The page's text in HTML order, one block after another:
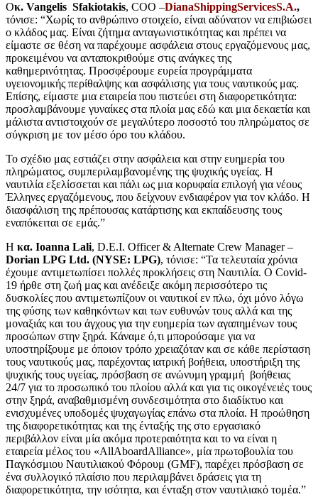
Oκ. Vangelis Sfakiotakis, COO –DianaShippingServicesS.A.,
τόνισε: “Χωρίς το ανθρώπινο στοιχείο, είναι αδύνατον να επιβιώσει
ο κλάδος μας. Είναι ζήτημα ανταγωνιστικότητας και πρέπει να
είμαστε σε θέση να παρέχουμε ασφάλεια στους εργαζόμενους μας,
προκειμένου να ανταποκριθούμε στις ανάγκες της
καθημερινότητας. Προσφέρουμε ευρεία προγράμματα
υγειονομικής περίθαλψης και ασφάλισης για τους ναυτικούς μας.
Επίσης, είμαστε μια εταιρεία που πιστεύει στη διαφορετικότητα:
προσλαμβάνουμε γυναίκες στα πλοία μας εδώ και μια δεκαετία και
μάλιστα αντιστοιχούν σε μεγαλύτερο ποσοστό του πληρώματος σε
σύγκριση με τον μέσο όρο του κλάδου.
Το σχέδιο μας εστιάζει στην ασφάλεια και στην ευημερία του
πληρώματος, συμπεριλαμβανομένης της ψυχικής υγείας. Η
ναυτιλία εξελίσσεται και πάλι ως μια κορυφαία επιλογή για νέους
Έλληνες εργαζόμενους, που δείχνουν ενδιαφέρον για τον κλάδο. Η
διασφάλιση της πρέπουσας κατάρτισης και εκπαίδευσης τους
εναπόκειται σε εμάς.”
H κα. Ioanna Lali, D.E.I. Officer & Alternate Crew Manager –
Dorian LPG Ltd. (NYSE: LPG), τόνισε: “Τα τελευταία χρόνια
έχουμε αντιμετωπίσει πολλές προκλήσεις στη Ναυτιλία. Ο Covid-
19 ήρθε στη ζωή μας και ανέδειξε ακόμη περισσότερο τις
δυσκολίες που αντιμετωπίζουν οι ναυτικοί εν πλω, όχι μόνο λόγω
της φύσης των καθηκόντων και των ευθυνών τους αλλά και της
μοναξιάς και του άγχους για την ευημερία των αγαπημένων τους
προσώπων στην ξηρά. Κάναμε ό,τι μπορούσαμε για να
υποστηρίξουμε με όποιον τρόπο χρειαζόταν και σε κάθε περίσταση
τους ναυτικούς μας, παρέχοντας ιατρική βοήθεια, υποστήριξη της
ψυχικής τους υγείας, πρόσβαση σε ανώνυμη γραμμή βοήθειας
24/7 για το προσωπικό του πλοίου αλλά και για τις οικογένειές τους
στην ξηρά, αναβαθμισμένη συνδεσιμότητα στο διαδίκτυο και
ενισχυμένες υποδομές ψυχαγωγίας επάνω στα πλοία. Η προώθηση
της διαφορετικότητας και της ένταξής της στο εργασιακό
περιβάλλον είναι μία ακόμα προτεραιότητα και το να είναι η
εταιρεία μέλος του «AllAboardAlliance», μία πρωτοβουλία του
Παγκόσμιου Ναυτιλιακού Φόρουμ (GMF), παρέχει πρόσβαση σε
ένα συλλογικό πλαίσιο που περιλαμβάνει δράσεις για τη
διαφορετικότητα, την ισότητα, και ένταξη στον ναυτιλιακό τομέα.”